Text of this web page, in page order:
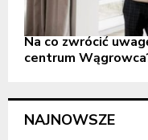
Na co zwrócić
centrum
NAJNOWSZE